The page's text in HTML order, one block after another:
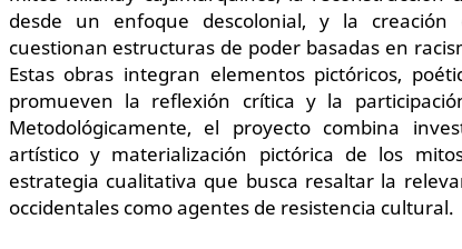
desde un enfoque descolonial, y la creación
cuestionan estructuras de poder basadas en
Estas obras integran elementos pictóricos,
promueven la reflexión crítica y la
Metodológicamente, el proyecto combina
artístico y materialización pictórica de los
estrategia cualitativa que busca resaltar la
occidentales como agentes de resistencia cultural.